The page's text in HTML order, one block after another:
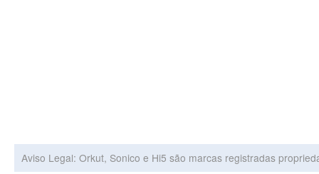
Aviso Legal: Orkut, Sonico e Hi5 são marcas registradas